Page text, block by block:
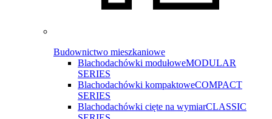
Budownictwo mieszkaniowe
Blachodachówki modułoweMODULAR
SERIES
Blachodachówki kompaktoweCOMPACT
SERIES
Blachodachówki cięte na wymiarCLASSIC